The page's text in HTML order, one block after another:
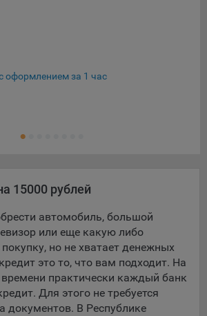
Яндекс
сервис веб-аналитики,
Office, 1600 Amphitheatre Pkwy,
94043, USA.
Политика
- сервис позволяет показывать
РФ, 125167, г. Москва, Ленинградский
79, БЦ «SkyLight».
настройки
хранят технические данные вашего
Техническая аналитика
оформлением за 1 час
15000 рублей
автомобиль, большой
или еще какую либо
но не хватает денежных
это то, что вам подходит. На
практически каждый банк
Для этого не требуется
документов. В Республике